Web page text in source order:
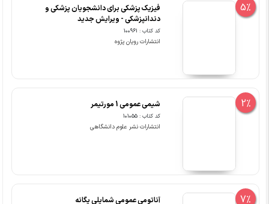
5%
فیزیک پزشکی برای دانشجویان پزشکی و
دندانپزشکی - ویرایش جدید
کد کتاب : 100961
انتشارات رویان پژوه
2% شیمی عمومی 1 مورتیمر
کد کتاب : 101055
انتشارات نشر علوم دانشگاهی
7% آناتومی عمومی شمایلی یگانه